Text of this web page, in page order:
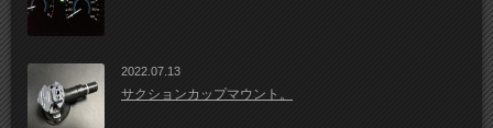
2022.07.13
サクションカップマウント。